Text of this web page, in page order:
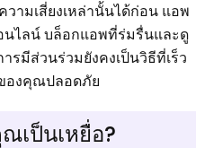
วามเสี่ยงเหล่านั้นได้ก่อน แอพ
ไลน์ บล็อกแอพที่ร่มรื่นและดู
มีส่วนร่วมยังคงเป็นวิธีที่เร็ว
องคุณปลอดภัย
เป็นเหยื่อ?